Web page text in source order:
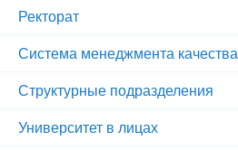
Ректорат
Система менеджмента качества
Структурные подразделения
Университет в лицах